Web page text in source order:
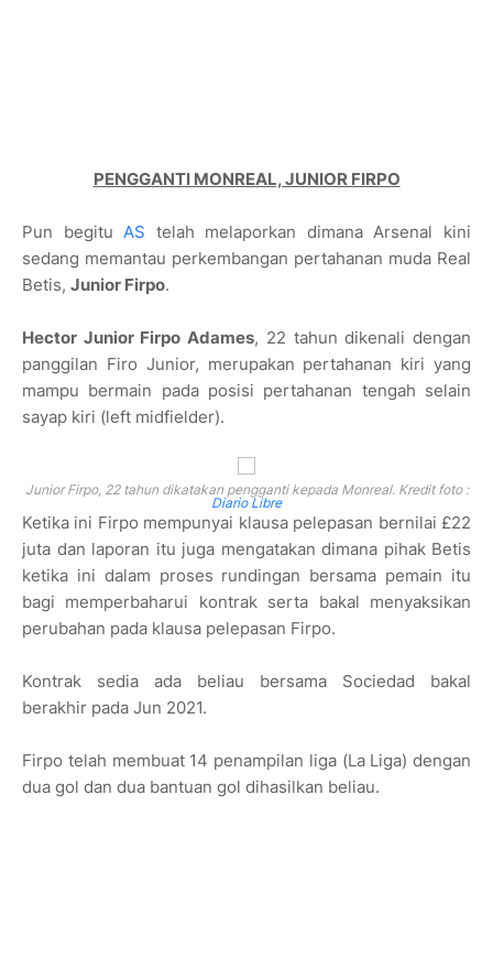
PENGGANTI MONREAL, JUNIOR FIRPO
Pun begituAS telah melaporkan dimana Arsenal kini
sedang memantau perkembangan pertahanan muda Real
Betis, Junior Firpo.
Hector Junior Firpo Adames, 22 tahun dikenali dengan
panggilan Firo Junior, merupakan pertahanan kiri yang
mampu bermain pada posisi pertahanan tengah selain
sayap kiri (left midfielder).
Junior Firpo, 22 tahun dikatakan pengganti kepada Monreal. Kredit foto :
Diario Libre
Ketika ini Firpo mempunyai klausa pelepasan bernilai £22
juta dan laporan itu juga mengatakan dimana pihak Betis
ketika ini dalam proses rundingan bersama pemain itu
bagi memperbaharui kontrak serta bakal menyaksikan
perubahan pada klausa pelepasan Firpo.
Kontrak sedia ada beliau bersama Sociedad bakal
berakhir pada Jun 2021.
Firpo telah membuat 14 penampilan liga (La Liga) dengan
dua gol dan dua bantuan gol dihasilkan beliau.